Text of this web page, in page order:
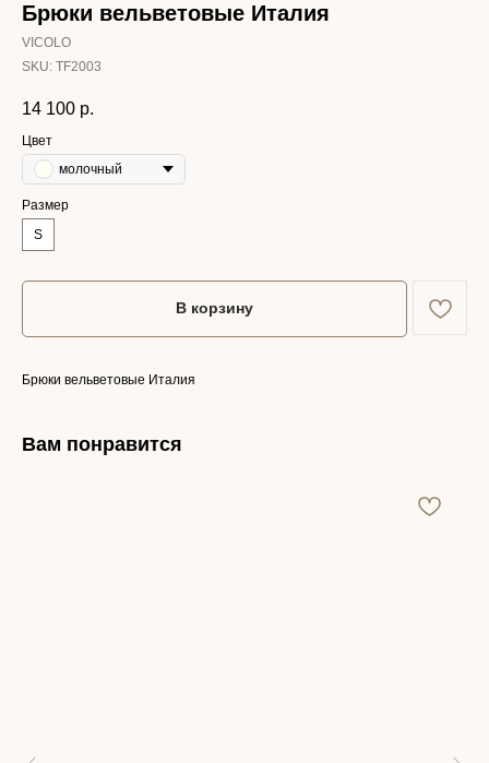
Брюки вельветовые Италия
VICOLO
SKU: TF2003
14 100 р.
Цвет
молочный
Размер
S
В корзину
Брюки вельветовые Италия
Вам понравится